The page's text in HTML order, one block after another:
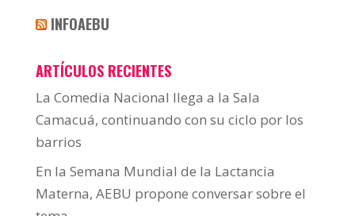
INFOAEBU
ARTÍCULOS RECIENTES
La Comedia Nacional llega a la Sala
Camacuá, continuando con su ciclo por los
barrios
En la Semana Mundial de la Lactancia
Materna, AEBU propone conversar sobre el